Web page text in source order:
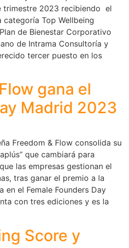
trimestre 2023 recibiendo el
categoría Top Wellbeing
de Bienestar Corporativo
de Intrama Consultoría y
tercer puesto en los
gana el
Madrid 2023
Freedom & Flow consolida su
que cambiará para
las empresas gestionan el
tras ganar el premio a la
en el Female Founders Day
con tres ediciones y es la
Score y